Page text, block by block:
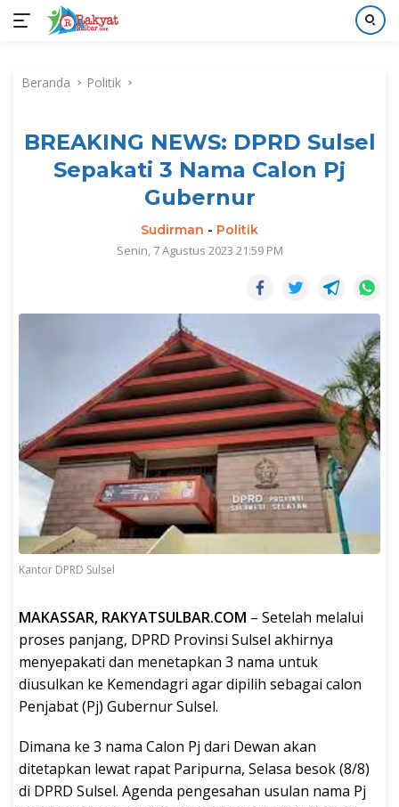
kontenBeranda Politik
BREAKING NEWS: DPRD Sulsel
Sepakati 3 Nama Calon Pj
Gubernur
Sudirman - Politik
Senin, 7 Agustus 2023 21:59 PM
Kantor DPRD Sulsel
MAKASSAR, RAKYATSULBAR.COM – Setelah melalui
proses panjang, DPRD Provinsi Sulsel akhirnya
menyepakati dan menetapkan 3 nama untuk
diusulkan ke Kemendagri agar dipilih sebagai calon
Penjabat (Pj) Gubernur Sulsel.
Dimana ke 3 nama Calon Pj dari Dewan akan
ditetapkan lewat rapat Paripurna, Selasa besok (8/8)
di DPRD Sulsel. Agenda pengesahan usulan nama Pj